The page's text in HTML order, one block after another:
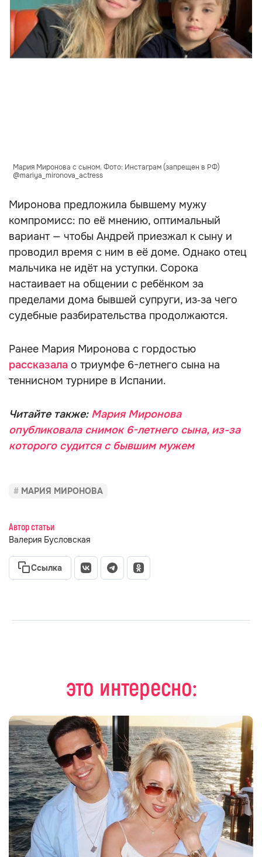
Мария Миронова с сыном. Фото: Инстаграм (запрещен в РФ)
@mariya_mironova_actress
Миронова предложила бывшему мужу
компромисс: по её мнению, оптимальный
вариант — чтобы Андрей приезжал к сыну и
проводил время с ним в её доме. Однако отец
мальчика не идёт на уступки. Сорока
настаивает на общении с ребёнком за
пределами дома бывшей супруги, из‑за чего
судебные разбирательства продолжаются.
Ранее Мария Миронова с гордостью
рассказала о триумфе 6-летнего сына на
теннисном турнире в Испании.
Читайте также: Мария Миронова
опубликовала снимок 6-летнего сына, из-за
которого судится с бывшим мужем
МАРИЯ МИРОНОВА
Автор статьи
Валерия Бусловская
Ссылка
это интересно: